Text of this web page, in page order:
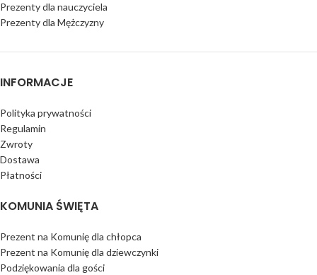
Prezenty dla nauczyciela
Prezenty dla Mężczyzny
INFORMACJE
Polityka prywatności
Regulamin
Zwroty
Dostawa
Płatności
KOMUNIA ŚWIĘTA
Prezent na Komunię dla chłopca
Prezent na Komunię dla dziewczynki
Podziękowania dla gości